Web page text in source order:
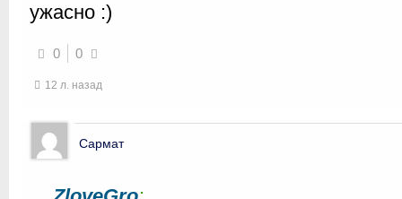
ужасно :)
0 0
12 л. назад
Сармат